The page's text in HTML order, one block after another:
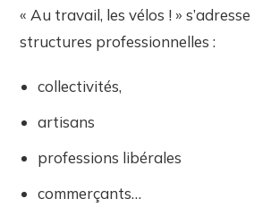
« Au travail, les vélos ! »
structures professionnelles :
collectivités,
artisans
professions libérales
commerçants…